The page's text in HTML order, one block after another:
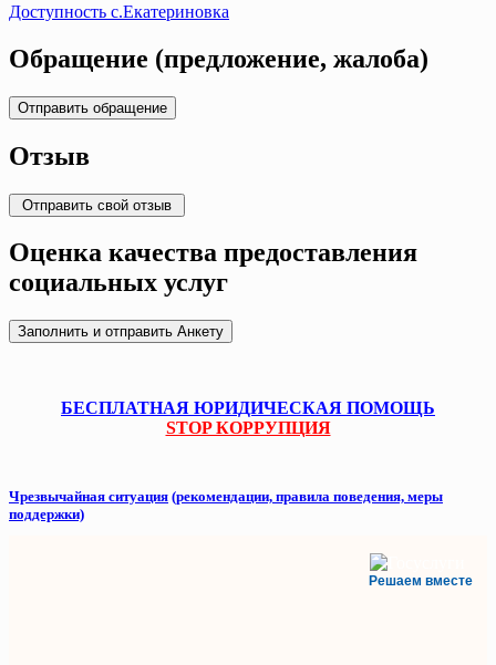
Доступность с.Екатериновка
Обращение (предложение, жалоба)
Отзыв
Оценка качества предоставления
социальных услуг
БЕСПЛАТНАЯ ЮРИДИЧЕСКАЯ ПОМОЩЬ
STOP КОРРУПЦИЯ
Чрезвычайная ситуация (рекомендации, правила поведения, меры
поддержки)
Решаем вместе